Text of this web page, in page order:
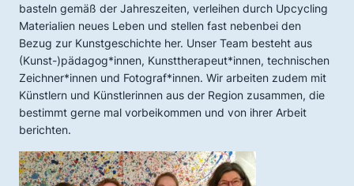
basteln gemäß der Jahreszeiten, verleihen durch Upcycling
Materialien neues Leben und stellen fast nebenbei den
Bezug zur Kunstgeschichte her. Unser Team besteht aus
(Kunst-)pädagog*innen, Kunsttherapeut*innen, technischen
Zeichner*innen und Fotograf*innen. Wir arbeiten zudem mit
Künstlern und Künstlerinnen aus der Region zusammen, die
bestimmt gerne mal vorbeikommen und von ihrer Arbeit
berichten.